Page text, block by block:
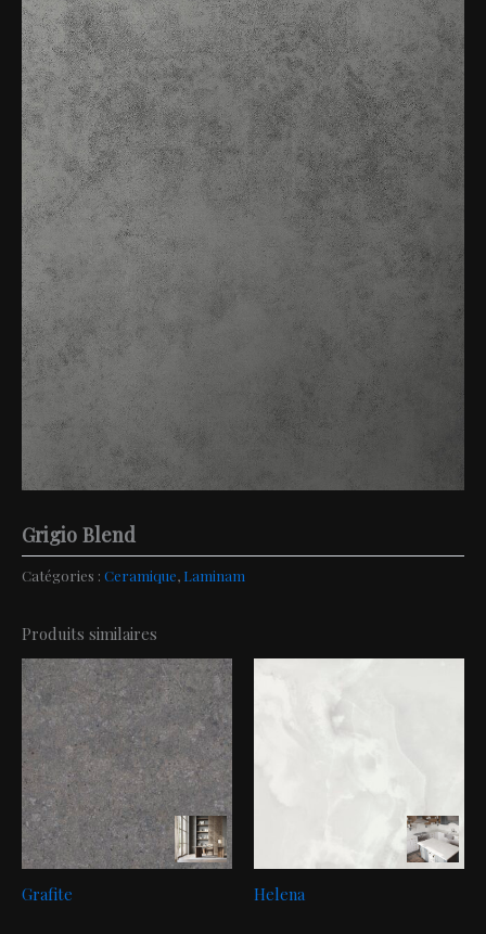
Grigio Blend
Catégories : Ceramique, Laminam
Produits similaires
Grafite Helena